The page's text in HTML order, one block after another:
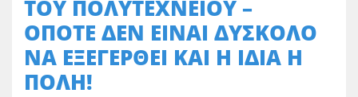
ΤΟΥ ΠΟΛΥΤΕΧΝΕΙΟΥ –
ΟΠΟΤΕ ΔΕΝ ΕΙΝΑΙ ΔΥΣΚΟΛΟ
ΝΑ ΕΞΕΓΕΡΘΕΙ ΚΑΙ Η ΙΔΙΑ Η
ΠΟΛΗ!